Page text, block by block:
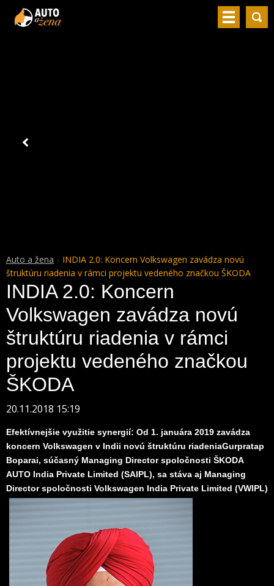
Auto a žena
INDIA 2.0: Koncern Volkswagen zavádza novú
štruktúru riadenia v rámci projektu vedeného značkou ŠKODA
INDIA 2.0: Koncern
Volkswagen zavádza novú
štruktúru riadenia v rámci
projektu vedeného značkou
ŠKODA
20.11.2018 15:19
Efektívnejšie využitie synergií: Od 1. januára 2019 zavádza
koncern Volkswagen v Indii novú štruktúru riadeniaGurpratap
Boparai, súčasný Managing Director spoločnosti ŠKODA
AUTO India Private Limited (SAIPL), sa stáva aj Managing
Director spoločnosti Volkswagen India Private Limited (VWIPL)